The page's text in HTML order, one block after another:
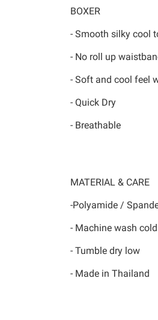
BOXER
- Smooth silky cool
- No roll up
- Soft and cool feel
- Quick Dry
- Breathable
MATERIAL & CARE
-Polyamide /
- Machine wash
- Tumble dry low
- Made in Thailand